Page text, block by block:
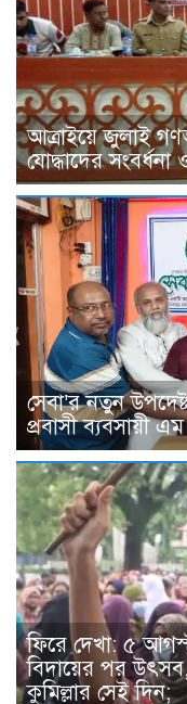
আত্রাইয়ে জুলাই
যোদ্ধাদের
সেবা’র নতুন
প্রবাসী ব্যবসায়ী
ফিরে দেখা: ৫
বিদায়ের পর
কুমিল্লার সেই দিন;